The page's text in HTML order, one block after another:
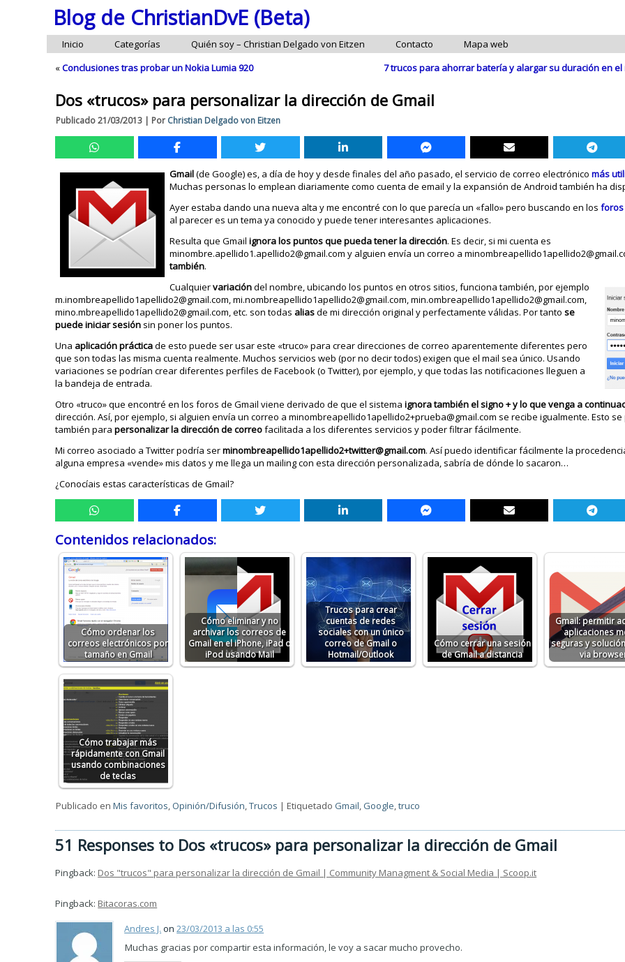
Blog de ChristianDvE (Beta)
Inicio Categorías Quién soy – Christian Delgado von Eitzen Contacto
Mapa web
«Conclusiones tras probar un Nokia Lumia 920 7 trucos para ahorrar batería y alargar su duración en
Dos «trucos» para personalizar la dirección de Gmail
Publicado21/03/2013 | Por Christian Delgado von Eitzen
Gmail(de Google) es, a día de hoy y desde finales del año pasado, el servicio de correo electrónicomás
Muchas personas lo emplean diariamente como cuenta de email y la expansión de Android también ha
Ayer estaba dando una nueva alta y me encontré con lo que parecía un «fallo» pero buscando en losforos
al parecer es un tema ya conocido y puede tener interesantes aplicaciones.
Resulta que Gmailignora los puntos que pueda tener la dirección. Es decir, si mi cuenta es
minombre.apellido1.apellido2@gmail.com y alguien envía un correo a
también.
Cualquiervariacióndel nombre, ubicando los puntos en otros sitios, funciona también, por ejemplo
m.inombreapellido1apellido2@gmail.com, mi.nombreapellido1apellido2@gmail.com, min.ombreapellido1apellido2@gmail.com,
mino.mbreapellido1apellido2@gmail.com, etc. son todas aliasde mi dirección original y perfectamente válidas. Por tantose
puede iniciar sesión sin poner los puntos.
Una aplicación prácticade esto puede ser usar este «truco» para crear direcciones de correo aparentemente diferentes pero
que son todas las misma cuenta realmente. Muchos servicios web (por no decir todos) exigen que el mail sea único. Usando
variaciones se podrían crear diferentes perfiles de Facebook (o Twitter), por ejemplo, y que todas las notificaciones lleguen a
la bandeja de entrada.
Otro «truco» que encontré en los foros de Gmail viene derivado de que el sistemaignora también el signo + y lo que venga a
dirección. Así, por ejemplo, si alguien envía un correo a minombreapellido1apellido2+prueba@gmail.com se recibe igualmente. Esto
también parapersonalizar la dirección de correofacilitada a los diferentes servicios y poder filtrar fácilmente.
Mi correo asociado a Twitter podría serminombreapellido1apellido2+twitter@gmail.com. Así puedo identificar fácilmente la
alguna empresa «vende» mis datos y me llega un mailing con esta dirección personalizada, sabría de dónde lo sacaron…
¿Conocíais estas características de Gmail?
Contenidos relacionados:
Cómo ordenar los
correos electrónicos por
tamaño en Gmail
Cómo eliminar y no
archivar los correos de
Gmail en el iPhone, iPad o
iPod usando Mail
Trucos para crear
cuentas de redes
sociales con un único
correo de Gmail o
Hotmail/Outlook
Cómo cerrar una sesión
de Gmail a distancia
Gmail: permitir
aplicaciones
seguras y
via
Cómo trabajar más
rápidamente con Gmail
usando combinaciones
de teclas
Publicado en Mis favoritos, Opinión/Difusión,Trucos |Etiquetado Gmail, Google,truco
51 Responses to Dos «trucos» para personalizar la dirección de Gmail
Pingback: Dos "trucos" para personalizar la dirección de Gmail | Community Managment & Social Media | Scoop.it
Pingback: Bitacoras.com
Andres J. on23/03/2013 a las 0:55
Muchas gracias por compartir esta información, le voy a sacar mucho provecho.